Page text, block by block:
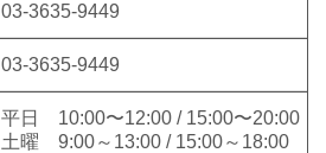
03-3635-9449
03-3635-9449
平日 10:00〜12:00 / 15:00〜20:00
土曜 9:00～13:00 / 15:00～18:00